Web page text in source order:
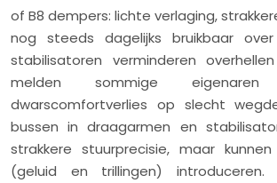
of B8 dempers: lichte verlaging,
nog steeds dagelijks bruikbaar over
stabilisatoren verminderen
melden sommige
dwarscomfortverlies op slecht
bussen in draagarmen en
strakkere stuurprecisie, maar
(geluid en trillingen)